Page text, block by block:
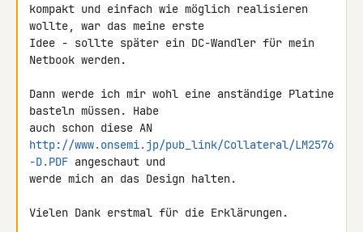
kompakt und einfach wie möglich realisieren
wollte, war das meine erste
Idee - sollte später ein DC-Wandler für mein
Netbook werden.
Dann werde ich mir wohl eine anständige Platine
basteln müssen. Habe
http://www.onsemi.jp/pub_link/Collateral/LM2576
-D.PDF angeschaut und
werde mich an das Design halten.
Vielen Dank erstmal für die Erklärungen.